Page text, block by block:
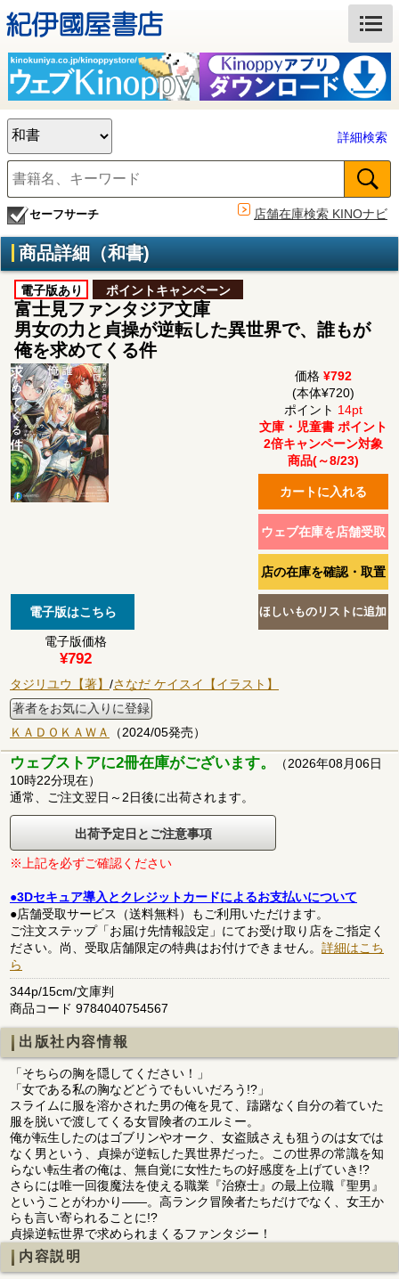
詳細検索
セーフサーチ 店舗在庫検索 KINOナビ
商品詳細（和書)
電子版あり ポイントキャンペーン
富士見ファンタジア文庫
男女の力と貞操が逆転した異世界で、誰もが
俺を求めてくる件
価格 ¥792
(本体¥720)
ポイント 14pt
文庫・児童書 ポイント
2倍キャンペーン対象
商品(～8/23)
電子版価格
¥792
タジリユウ【著】 /さなだ ケイスイ【イラスト】
著者をお気に入りに登録
ＫＡＤＯＫＡＷＡ
（2024/05発売）
ウェブストアに2冊在庫がございます。
（2026年08月06日
10時22分現在）
通常、ご注文翌日～2日後に出荷されます。
出荷予定日とご注意事項
※上記を必ずご確認ください
●3Dセキュア導入とクレジットカードによるお支払いについて
●店舗受取サービス（送料無料）もご利用いただけます。
ご注文ステップ「お届け先情報設定」にてお受け取り店をご指定く
ださい。尚、受取店舗限定の特典はお付けできません。 詳細はこち
ら
344p/15cm/文庫判
商品コード 9784040754567
出版社内容情報
「そちらの胸を隠してください！」
「女である私の胸などどうでもいいだろう!?」
スライムに服を溶かされた男の俺を見て、躊躇なく自分の着ていた
服を脱いで渡してくる女冒険者のエルミー。
俺が転生したのはゴブリンやオーク、女盗賊さえも狙うのは女では
なく男という、貞操が逆転した異世界だった。この世界の常識を知
らない転生者の俺は、無自覚に女性たちの好感度を上げていき!?
さらには唯一回復魔法を使える職業『治療士』の最上位職『聖男』
ということがわかり――。高ランク冒険者たちだけでなく、女王か
らも言い寄られることに!?
貞操逆転世界で求められまくるファンタジー！
内容説明